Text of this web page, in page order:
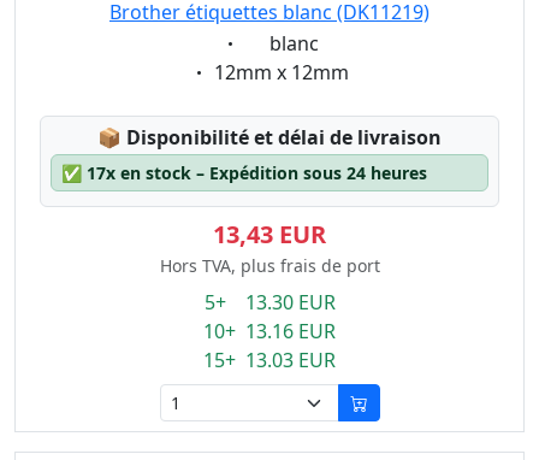
Brother étiquettes blanc (DK11219)
Eigenschaft:
blanc
Eigenschaft:
12mm x 12mm
📦 Lagerstatus:
Disponibilité et délai de livraison
✅ 17x en stock – Expédition sous 24 heures
13,43 EUR
Hors TVA, plus frais de port
5+ 13.30 EUR
10+ 13.16 EUR
15+ 13.03 EUR